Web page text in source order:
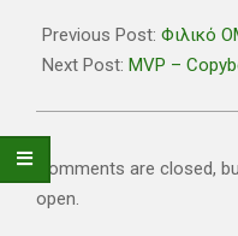
01-
07
Previous Post: Φιλικό
Next Post: MVP –
Comments are closed,
open.